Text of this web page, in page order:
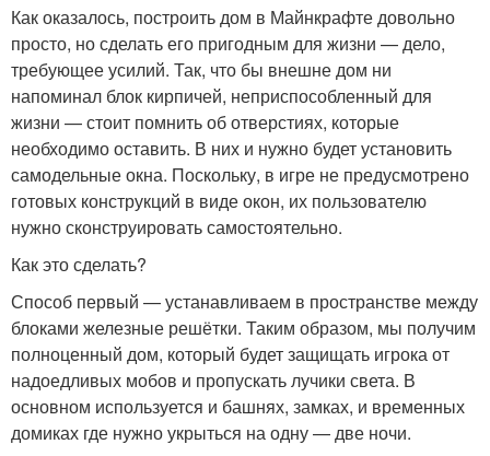
Как оказалось, построить дом в Майнкрафте довольно
просто, но сделать его пригодным для жизни — дело,
требующее усилий. Так, что бы внешне дом ни
напоминал блок кирпичей, неприспособленный для
жизни — стоит помнить об отверстиях, которые
необходимо оставить. В них и нужно будет установить
самодельные окна. Поскольку, в игре не предусмотрено
готовых конструкций в виде окон, их пользователю
нужно сконструировать самостоятельно.
Как это сделать?
Способ первый — устанавливаем в пространстве между
блоками железные решётки. Таким образом, мы получим
полноценный дом, который будет защищать игрока от
надоедливых мобов и пропускать лучики света. В
основном используется и башнях, замках, и временных
домиках где нужно укрыться на одну — две ночи.